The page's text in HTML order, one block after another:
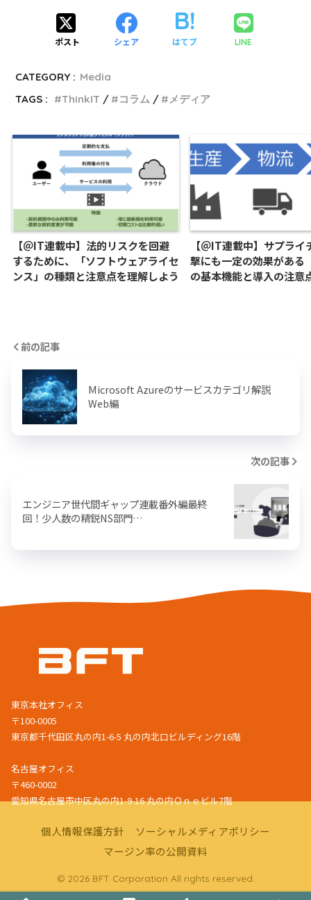
ポスト シェア はてブ LINE
CATEGORY : Media
TAGS :
ThinkIT コラム メディア
【＠IT連載中】法的リスクを回避
するために、「ソフトウェアライセ
ンス」の種類と注意点を理解しよう
【＠IT連載中】サプライ
撃にも一定の効果がある
の基本機能と導入の注意
前の記事
Microsoft Azureのサービスカテゴリ解説
Web編
次の記事
エンジニア世代間ギャップ連載番外編最終
回！少人数の精鋭NS部門…
東京本社オフィス
〒100-0005
東京都千代田区丸の内1-6-5 丸の内北口ビルディング16階
名古屋オフィス
〒460-0002
愛知県名古屋市中区丸の内1-9-16 丸の内Ｏｎｅビル7階
個人情報保護方針
ソーシャルメディアポリシー
マージン率の公開資料
© 2026 BFT Corporation All rights reserved.